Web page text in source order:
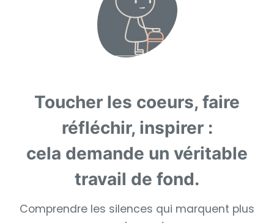
Toucher les coeurs, faire
réfléchir, inspirer :
cela demande un véritable
travail de fond.
Comprendre les silences qui marquent plus